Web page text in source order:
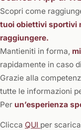
Scopri come
tuoi obiettivi sportivi
raggiungere.
Mantieniti in forma,
rapidamente in caso
Grazie alla
tutte le informazioni
Per un’esperienza
Clicca QUI per